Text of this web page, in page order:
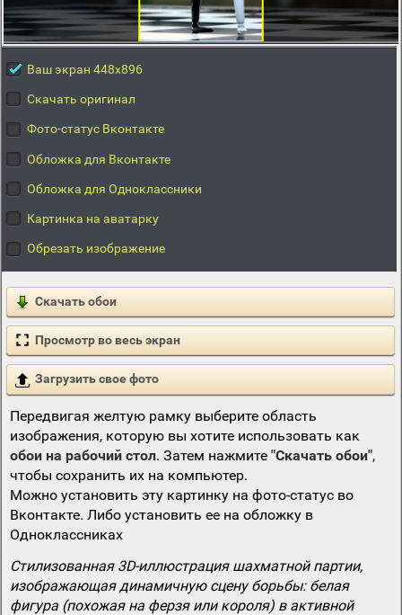
Ваш экран 448x896
Скачать оригинал
Фото-статус Вконтакте
Обложка для Вконтакте
Обложка для Одноклассники
Картинка на аватарку
Обрезать изображение
Скачать обои
Просмотр во весь экран
Загрузить свое фото
Передвигая желтую рамку выберите область
изображения, которую вы хотите использовать как
обои на рабочий стол. Затем нажмите "Скачать обои",
чтобы сохранить их на компьютер.
Можно установить эту картинку на фото-статус во
Вконтакте. Либо установить ее на обложку в
Одноклассниках
Стилизованная 3D-иллюстрация шахматной партии,
изображающая динамичную сцену борьбы: белая
фигура (похожая на ферзя или короля) в активной